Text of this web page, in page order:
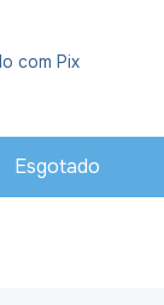
com Pix